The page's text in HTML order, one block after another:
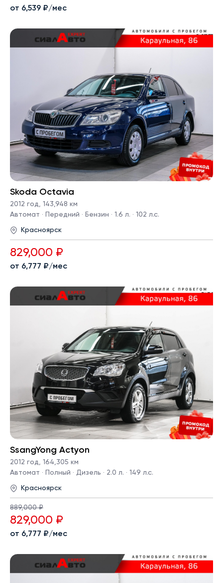
от 6,539 ₽/мес
Skoda Octavia
2012 год, 143,948 км
Автомат · Передний · Бензин · 1.6 л. · 102 л.с.
Красноярск
829,000 ₽
от 6,777 ₽/мес
SsangYong Actyon
2012 год, 164,305 км
Автомат · Полный · Дизель · 2.0 л. · 149 л.с.
Красноярск
889,000 ₽
829,000 ₽
от 6,777 ₽/мес